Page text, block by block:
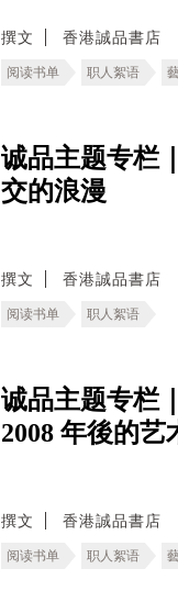
撰文 香港誠品書店
阅读书单 职人絮语
诚品主题专栏
交的浪漫
撰文 香港誠品書店
阅读书单 职人絮语
诚品主题专栏
2008 年後的艺
撰文 香港誠品書店
阅读书单 职人絮语